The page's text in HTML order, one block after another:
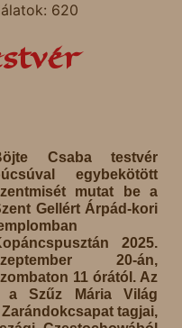
620
Csaba testvér
egybekötött
mutat be a
Gellért Árpád-kori
2025.
20-án,
11 órától. Az
a Szűz Mária Világ
tagjai,